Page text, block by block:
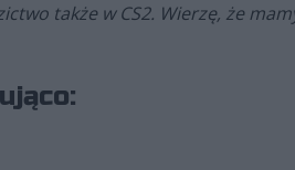
także w CS2. Wierzę, że